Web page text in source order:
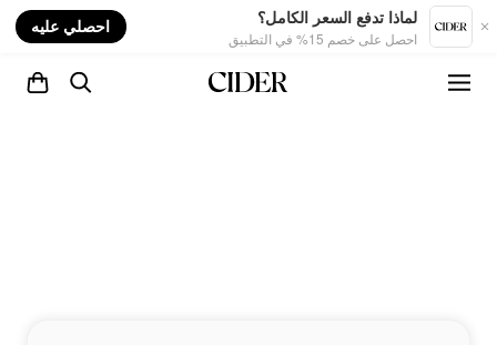
لماذا تدفع السعر الكامل؟
احصل على خصم 15% في التطبيق
احصلي عليه